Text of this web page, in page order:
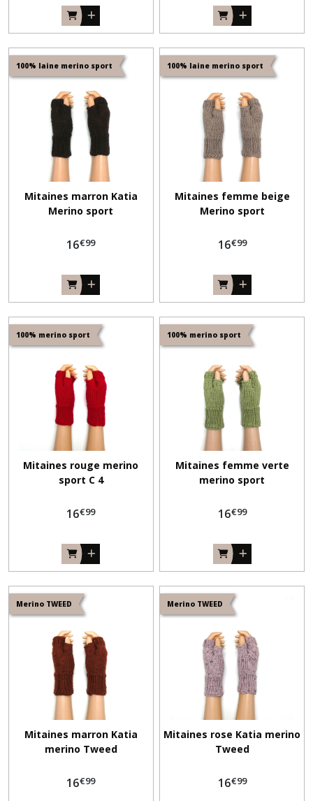
100% laine merino sport
Mitaines marron Katia
Merino sport
16€99
100% laine merino sport
Mitaines femme beige
Merino sport
16€99
100% merino sport
Mitaines rouge merino
sport C 4
16€99
100% merino sport
Mitaines femme verte
merino sport
16€99
Merino TWEED
Mitaines marron Katia
merino Tweed
16€99
Merino TWEED
Mitaines rose Katia merino
Tweed
16€99